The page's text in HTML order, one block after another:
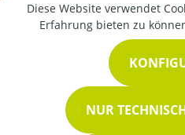
Diese Website verwendet
Erfahrung bieten zu
NUR